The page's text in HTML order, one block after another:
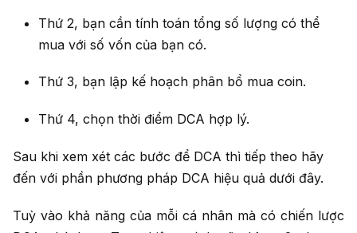
Thứ 2, bạn cần tính toán tổng số lượng có thể
mua với số vốn của bạn có.
Thứ 3, bạn lập kế hoạch phân bổ mua coin.
Thứ 4, chọn thời điểm DCA hợp lý.
Sau khi xem xét các bước để DCA thì tiếp theo hãy
đến với phần phương pháp DCA hiệu quả dưới đây.
Tuỳ vào khả năng của mỗi cá nhân mà có chiến lược